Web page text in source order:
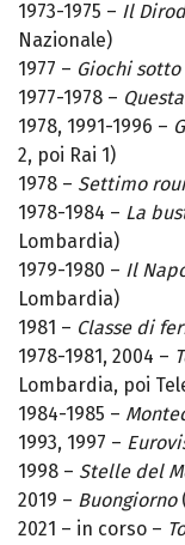
1973-1975 – Il
Nazionale)
1977 – Giochi sotto
1977-1978 –
1978, 1991-1996 –
2, poi Rai 1)
1978 – Settimo
1978-1984 – La
Lombardia)
1979-1980 – Il
Lombardia)
1981 – Classe di
1978-1981, 2004 –
Lombardia, poi
1984-1985 –
1993, 1997 –
1998 – Stelle del
2019 – Buongiorno
2021 – in corso –